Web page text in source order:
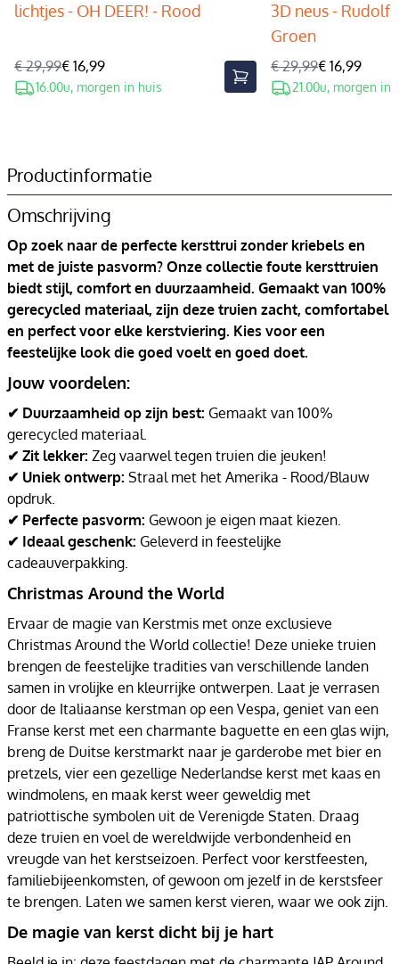
lichtjes - OH DEER! - Rood
€ 29,99€ 16,99
16.00u, morgen in huis
3D neus - Rudolf
Groen
€ 29,99€ 16,99
21.00u, morgen in
Productinformatie
Omschrijving
Op zoek naar de perfecte kersttrui zonder kriebels en
met de juiste pasvorm? Onze collectie foute kersttruien
biedt stijl, comfort en duurzaamheid. Gemaakt van 100%
gerecycled materiaal, zijn deze truien zacht, comfortabel
en perfect voor elke kerstviering. Kies voor een
feestelijke look die goed voelt en goed doet.
Jouw voordelen:
✔ Duurzaamheid op zijn best: Gemaakt van 100%
gerecycled materiaal.
✔ Zit lekker: Zeg vaarwel tegen truien die jeuken!
✔ Uniek ontwerp: Straal met het Amerika - Rood/Blauw
opdruk.
✔ Perfecte pasvorm: Gewoon je eigen maat kiezen.
✔ Ideaal geschenk: Geleverd in feestelijke
cadeauverpakking.
Christmas Around the World
Ervaar de magie van Kerstmis met onze exclusieve
Christmas Around the World collectie! Deze unieke truien
brengen de feestelijke tradities van verschillende landen
samen in vrolijke en kleurrijke ontwerpen. Laat je verrasen
door de Italiaanse kerstman op een Vespa, geniet van een
Franse kerst met een charmante baguette en een glas wijn,
breng de Duitse kerstmarkt naar je garderobe met bier en
pretzels, vier een gezellige Nederlandse kerst met kaas en
windmolens, en maak kerst weer geweldig met
patriottische symbolen uit de Verenigde Staten. Draag
deze truien en voel de wereldwijde verbondenheid en
vreugde van het kerstseizoen. Perfect voor kerstfeesten,
familiebijeenkomsten, of gewoon om jezelf in de kerstsfeer
te brengen. Laten we samen kerst vieren, waar we ook zijn.
De magie van kerst dicht bij je hart